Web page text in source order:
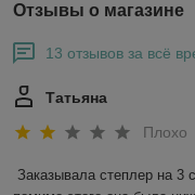
Отзывы о магазине
13 отзывов за всё
Татьяна
Плохо
Заказывала степлер на 3